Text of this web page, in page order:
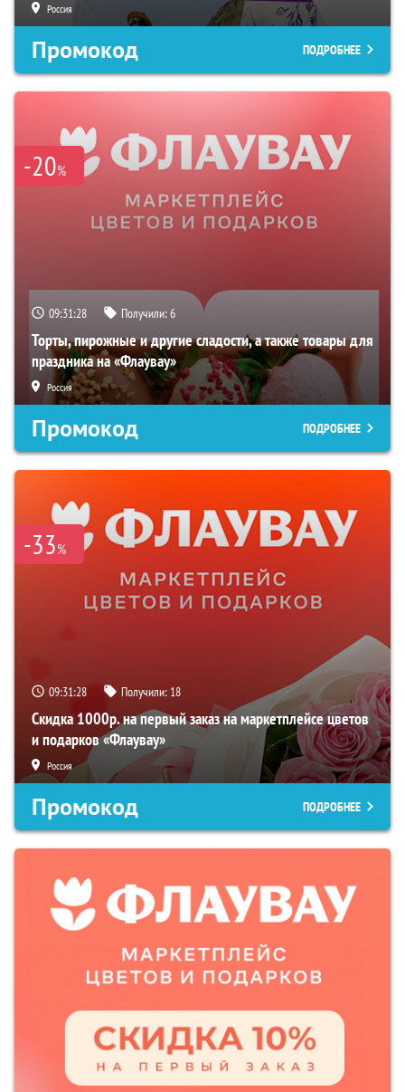
Россия
Промокод ПОДРОБНЕЕ
-20%
09:31:27 Получили:6
Торты, пирожные и другие сладости, а также товары для
праздника на «Флаувау»
Россия
Промокод ПОДРОБНЕЕ
-33%
09:31:27 Получили: 18
Скидка 1000р. на первый заказ на маркетплейсе цветов
и подарков «Флаувау»
Россия
Промокод ПОДРОБНЕЕ